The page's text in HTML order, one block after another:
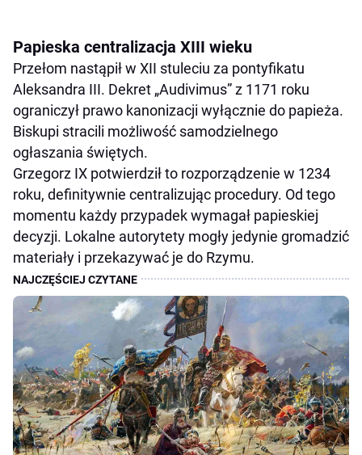
Papieska centralizacja XIII wieku
Przełom nastąpił w XII stuleciu za pontyfikatu
Aleksandra III. Dekret „Audivimus” z 1171 roku
ograniczył prawo kanonizacji wyłącznie do papieża.
Biskupi stracili możliwość samodzielnego
ogłaszania świętych.
Grzegorz IX potwierdził to rozporządzenie w 1234
roku, definitywnie centralizując procedury. Od tego
momentu każdy przypadek wymagał papieskiej
decyzji. Lokalne autorytety mogły jedynie gromadzić
materiały i przekazywać je do Rzymu.